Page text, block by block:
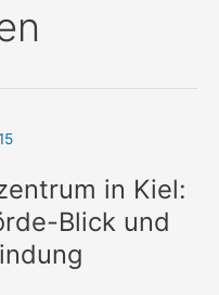
in Kiel:
Blick und